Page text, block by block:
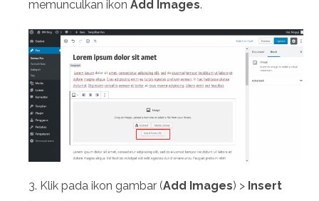
memunculkan ikon Add Images.
3. Klik pada ikon gambar (Add Images) > Insert